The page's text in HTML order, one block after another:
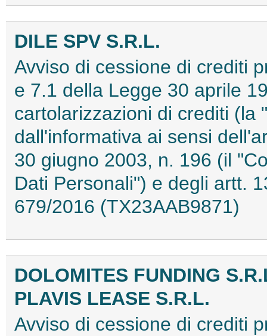
DILE SPV S.R.L.
Avviso di cessione di crediti
e 7.1 della Legge 30 aprile
cartolarizzazioni di crediti (la
dall'informativa ai sensi
30 giugno 2003, n. 196 (il
Dati Personali") e degli artt.
679/2016 (TX23AAB9871)
DOLOMITES FUNDING
PLAVIS LEASE S.R.L.
Avviso di cessione di crediti